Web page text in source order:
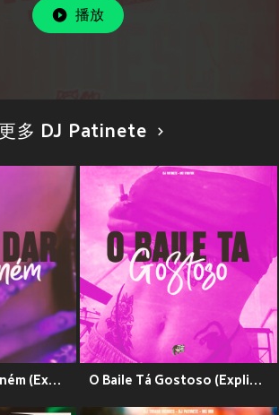
播放
更多 DJ Patinete
Vou Te Dar um Neném (Explicit) O Baile Tá Gostoso (Explicit)